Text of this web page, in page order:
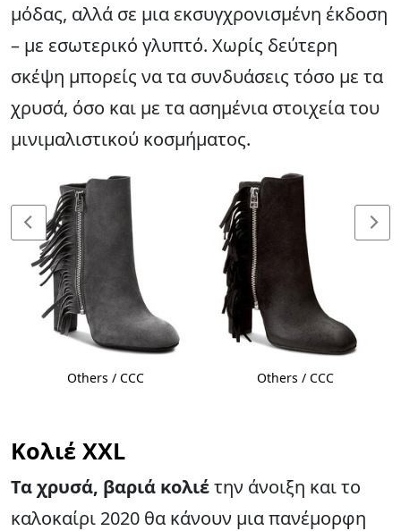
μόδας, αλλά σε μια εκσυγχρονισμένη έκδοση
– με εσωτερικό γλυπτό. Χωρίς δεύτερη
σκέψη μπορείς να τα συνδυάσεις τόσο με τα
χρυσά, όσο και με τα ασημένια στοιχεία του
μινιμαλιστικού κοσμήματος.
Others / CCC Others / CCC
Κολιέ XXL
Τα χρυσά, βαριά κολιέτην άνοιξη και το
καλοκαίρι 2020 θα κάνουν μια πανέμορφη